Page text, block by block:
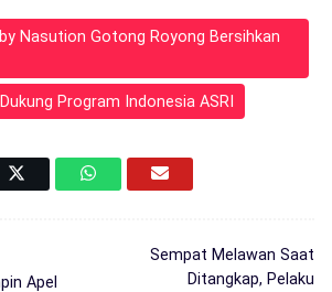
Nasution Gotong Royong Bersihkan
Program Indonesia ASRI
Apel
Sempat Melawan Saat
Ditangkap, Pelaku